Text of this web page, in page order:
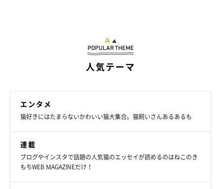
人気テーマ
エンタメ
猫好きにはたまらないかわいい猫大集合。猫飼いさんあるあるも
連載
ブログやインスタで話題の人気猫のエッセイが読めるのはねこのき
もちWEB MAGAZINEだけ！